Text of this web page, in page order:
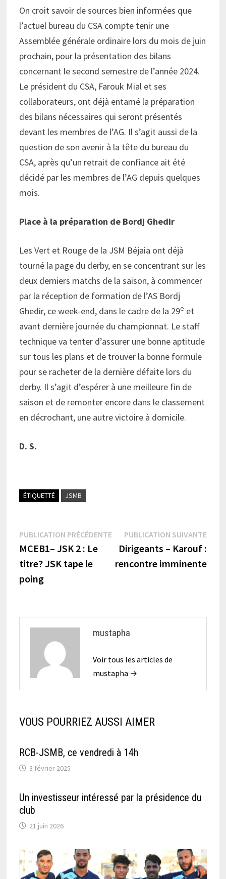
On croit savoir de sources bien informées que
l’actuel bureau du CSA compte tenir une
Assemblée générale ordinaire lors du mois de juin
prochain, pour la présentation des bilans
concernant le second semestre de l’année 2024.
Le président du CSA, Farouk Mial et ses
collaborateurs, ont déjà entamé la préparation
des bilans nécessaires qui seront présentés
devant les membres de l’AG. Il s’agit aussi de la
question de son avenir à la tête du bureau du
CSA, après qu’un retrait de confiance ait été
décidé par les membres de l’AG depuis quelques
mois.
Place à la préparation de Bordj Ghedir
Les Vert et Rouge de la JSM Béjaia ont déjà
tourné la page du derby, en se concentrant sur les
deux derniers matchs de la saison, à commencer
par la réception de formation de l’AS Bordj
Ghedir, ce week-end, dans le cadre de la 29e et
avant dernière journée du championnat. Le staff
technique va tenter d’assurer une bonne aptitude
sur tous les plans et de trouver la bonne formule
pour se racheter de la dernière défaite lors du
derby. Il s’agit d’espérer à une meilleure fin de
saison et de remonter encore dans le classement
en décrochant, une autre victoire à domicile.
D. S.
ÉTIQUETTÉ JSMB
Navigation
de
l’article
PUBLICATION PRÉCÉDENTEPublication
précédente :
MCEB1– JSK 2 : Le
titre? JSK tape le
poing
PUBLICATION SUIVANTE
Dirigeants – Karouf :
rencontre imminente
mustapha
Voir tous les articles de
mustapha →
VOUS POURRIEZ AUSSI AIMER
RCB-JSMB, ce vendredi à 14h
3 février 2025
Un investisseur intéressé par la présidence du
club
21 juin 2026